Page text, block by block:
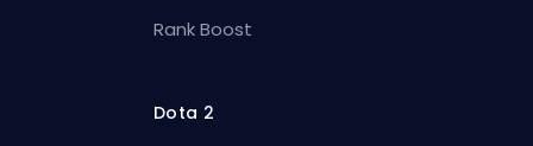
Rank Boost
Dota 2